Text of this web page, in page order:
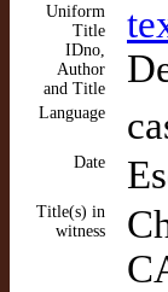
Uniform
Title
IDno,
Author
and Title
Language
Date
Title(s) in
witness